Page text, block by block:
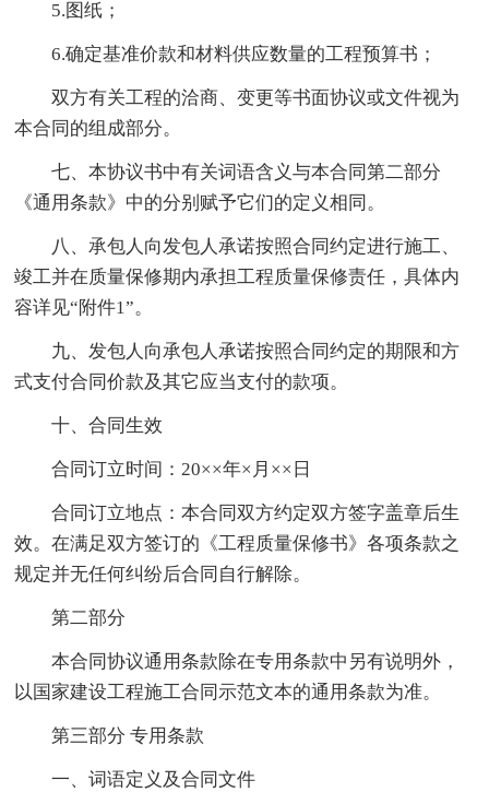
5.图纸；
6.确定基准价款和材料供应数量的工程预算书；
双方有关工程的洽商、变更等书面协议或文件视为
本合同的组成部分。
七、本协议书中有关词语含义与本合同第二部分
《通用条款》中的分别赋予它们的定义相同。
八、承包人向发包人承诺按照合同约定进行施工、
竣工并在质量保修期内承担工程质量保修责任，具体内
容详见“附件1”。
九、发包人向承包人承诺按照合同约定的期限和方
式支付合同价款及其它应当支付的款项。
十、合同生效
合同订立时间：20××年×月××日
合同订立地点：本合同双方约定双方签字盖章后生
效。在满足双方签订的《工程质量保修书》各项条款之
规定并无任何纠纷后合同自行解除。
第二部分
本合同协议通用条款除在专用条款中另有说明外，
以国家建设工程施工合同示范文本的通用条款为准。
第三部分 专用条款
一、词语定义及合同文件